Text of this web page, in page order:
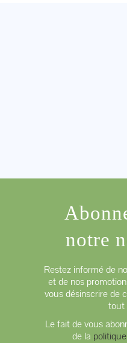
notre
Restez informé de
et de nos
vous désinscrire de
tout
Le fait de vous
de la